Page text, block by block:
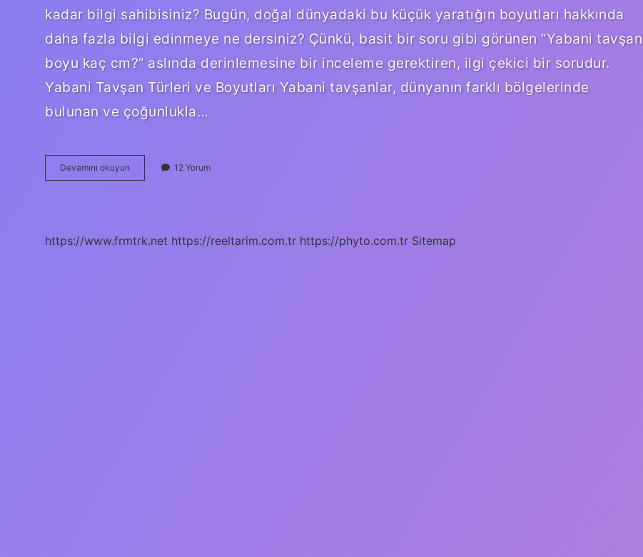
kadar bilgi sahibisiniz? Bugün, doğal dünyadaki bu küçük yaratığın boyutları hakkında
daha fazla bilgi edinmeye ne dersiniz? Çünkü, basit bir soru gibi görünen “Yabani tavşan
boyu kaç cm?” aslında derinlemesine bir inceleme gerektiren, ilgi çekici bir sorudur.
Yabani Tavşan Türleri ve Boyutları Yabani tavşanlar, dünyanın farklı bölgelerinde
bulunan ve çoğunlukla…
Devamını okuyun
tavşan
12 Yorum
https://www.frmtrk.net https://reeltarim.com.tr https://phyto.com.tr Sitemap